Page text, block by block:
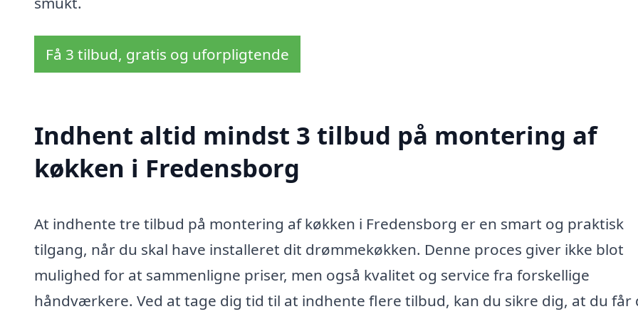
Få 3 tilbud, gratis og uforpligtende
Indhent altid mindst 3 tilbud på montering af
køkken i Fredensborg
At indhente tre tilbud på montering af køkken i Fredensborg er en smart og praktisk
tilgang, når du skal have installeret dit drømmekøkken. Denne proces giver ikke blot
mulighed for at sammenligne priser, men også kvalitet og service fra forskellige
håndværkere. Ved at tage dig tid til at indhente flere tilbud, kan du sikre dig, at du får